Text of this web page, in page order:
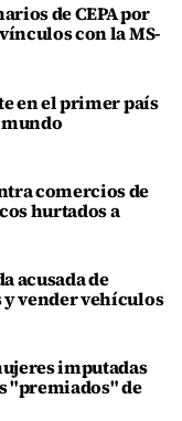
de CEPA por
con la MS-
en el primer país
comercios de
hurtados a
acusada de
vender vehículos
imputadas
"premiados" de